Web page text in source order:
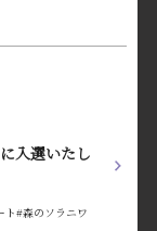
入選いたし
ト#森のソラニワ